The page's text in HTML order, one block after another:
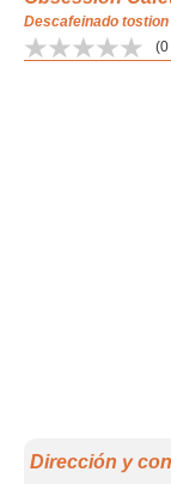
Descafeinado tostion
(0
Dirección y